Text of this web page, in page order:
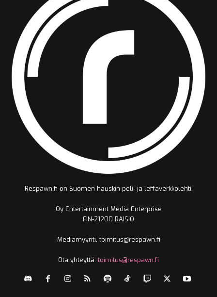
Respawn.fi on Suomen hauskin peli- ja leffaverkkolehti.
Oy Entertainment Media Enterprise
FIN-21200 RAISIO
Mediamyynti, toimitus@respawn.fi
Ota yhteyttä:toimitus@respawn.fi